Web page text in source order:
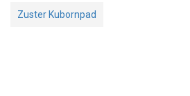
Zuster Kubornpad